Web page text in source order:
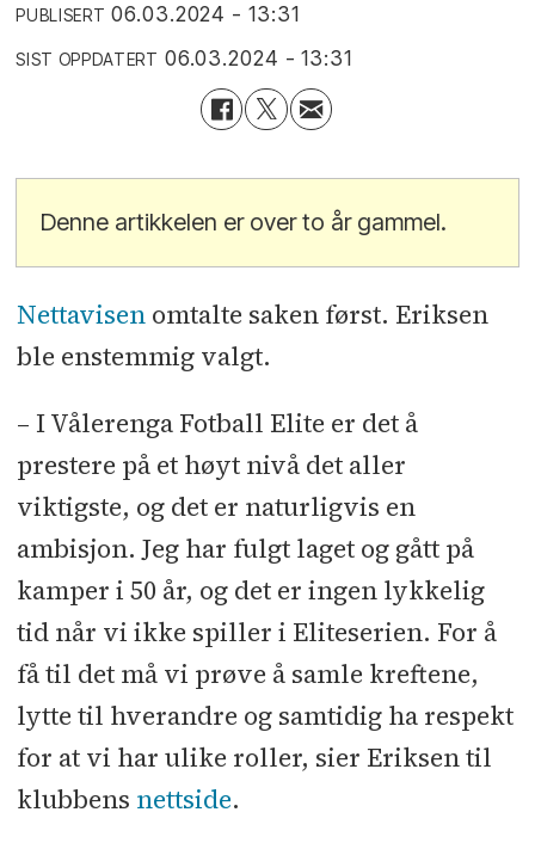
PUBLISERT 06.03.2024 - 13:31
SIST OPPDATERT 06.03.2024 - 13:31
Denne artikkelen er over to år gammel.
Nettavisenomtalte saken først. Eriksen
ble enstemmig valgt.
– I Vålerenga Fotball Elite er det å
prestere på et høyt nivå det aller
viktigste, og det er naturligvis en
ambisjon. Jeg har fulgt laget og gått på
kamper i 50 år, og det er ingen lykkelig
tid når vi ikke spiller i Eliteserien. For å
få til det må vi prøve å samle kreftene,
lytte til hverandre og samtidig ha respekt
for at vi har ulike roller, sier Eriksen til
klubbens nettside.